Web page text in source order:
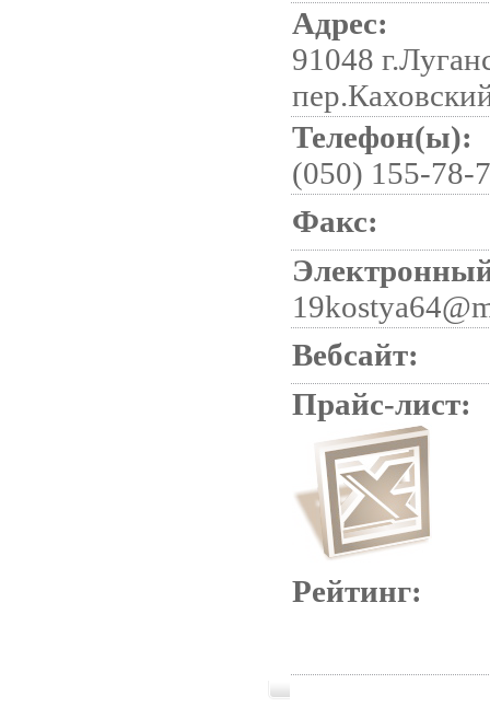
Адрес:
91048
Телефон(ы):
(050) 155-78-
Факс:
Вебсайт:
Прайс-лист:
Рейтинг: